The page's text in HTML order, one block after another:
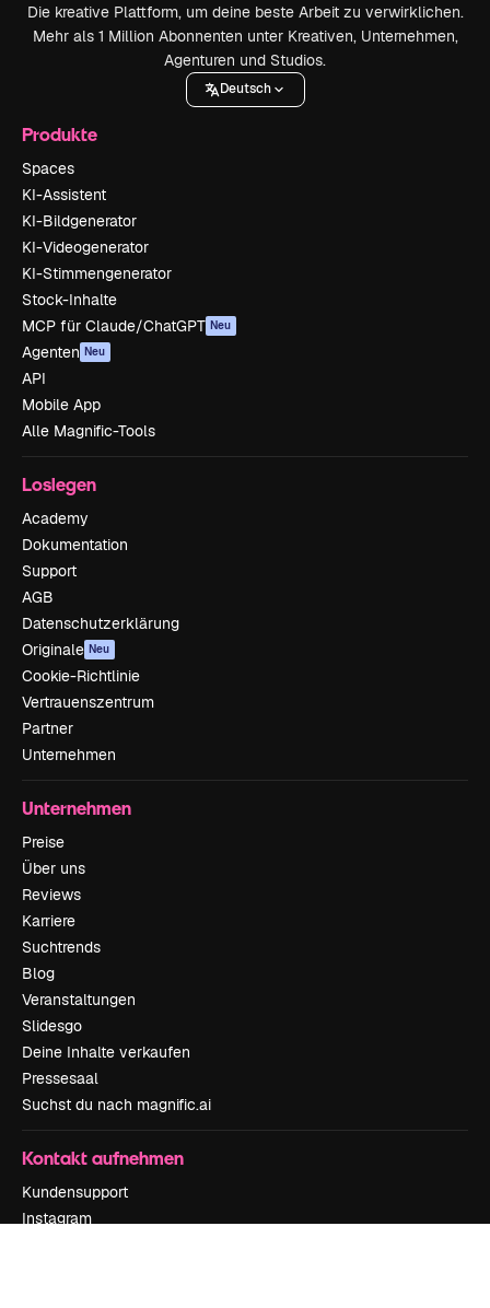
Die kreative Plattform, um deine beste Arbeit zu verwirklichen.
Mehr als 1 Million Abonnenten unter Kreativen, Unternehmen,
Agenturen und Studios.
Deutsch
Produkte
Spaces
KI-Assistent
KI-Bildgenerator
KI-Videogenerator
KI-Stimmengenerator
Stock-Inhalte
MCP für Claude/ChatGPT Neu
Agenten Neu
API
Mobile App
Alle Magnific-Tools
Loslegen
Academy
Dokumentation
Support
AGB
Datenschutzerklärung
Originale Neu
Cookie-Richtlinie
Vertrauenszentrum
Partner
Unternehmen
Unternehmen
Preise
Über uns
Reviews
Karriere
Suchtrends
Blog
Veranstaltungen
Slidesgo
Deine Inhalte verkaufen
Pressesaal
Suchst du nach magnific.ai
Kontakt aufnehmen
Kundensupport
Instagram